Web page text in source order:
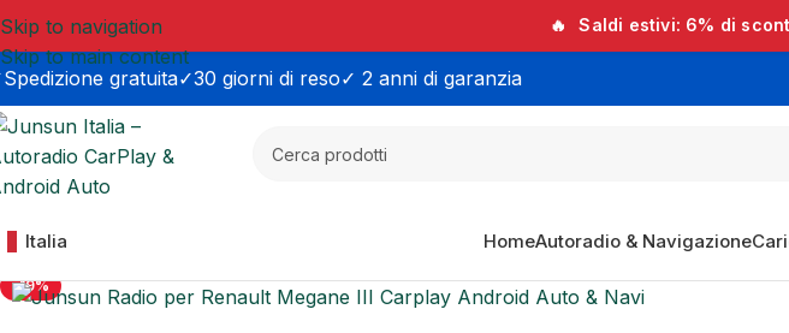
Skip to navigation
Skip to main content
gratuita✓30 giorni di reso✓ 2 anni di garanzia
Italia HomeAutoradio & Navigazione
-19%
🔥 Saldi estivi: 6% di